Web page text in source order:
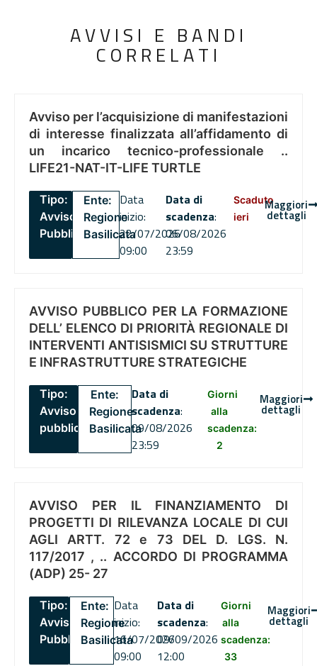
AVVISI E BANDI
CORRELATI
Avviso per l’acquisizione di manifestazioni
di interesse finalizzata all’affidamento di
un incarico tecnico-professionale ..
LIFE21-NAT-IT-LIFE TURTLE
Tipo:
Avviso
Pubblico
Ente:
Regione
Basilicata
Data
inizio:
22/07/2026
09:00
Data di
scadenza:
06/08/2026
23:59
Scaduto
ieri
Maggiori
dettagli
AVVISO PUBBLICO PER LA FORMAZIONE
DELL’ ELENCO DI PRIORITÀ REGIONALE DI
INTERVENTI ANTISISMICI SU STRUTTURE
E INFRASTRUTTURE STRATEGICHE
Tipo:
Avviso
pubblico
Ente:
Regione
Basilicata
Data di
scadenza:
09/08/2026
23:59
Giorni
alla
scadenza:
2
Maggiori
dettagli
AVVISO PER IL FINANZIAMENTO DI
PROGETTI DI RILEVANZA LOCALE DI CUI
AGLI ARTT. 72 e 73 DEL D. LGS. N.
117/2017 , .. ACCORDO DI PROGRAMMA
(ADP) 25- 27
Tipo:
Avviso
Pubblico
Ente:
Regione
Basilicata
Data
inizio:
16/07/2026
09:00
Data di
scadenza:
09/09/2026
12:00
Giorni
alla
scadenza:
33
Maggiori
dettagli